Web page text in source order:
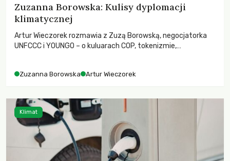
Zuzanna Borowska: Kulisy dyplomacji
klimatycznej
Artur Wieczorek rozmawia z Zuzą Borowską, negocjatorka
UNFCCC i YOUNGO – o kuluarach COP, tokenizmie,
Zuzanna Borowska Artur Wieczorek
Klimat